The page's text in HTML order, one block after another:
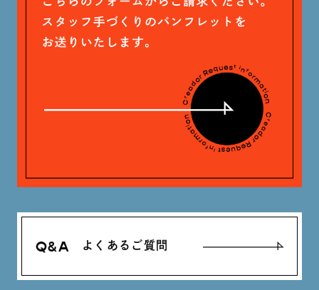
Q&A よくあるご質問